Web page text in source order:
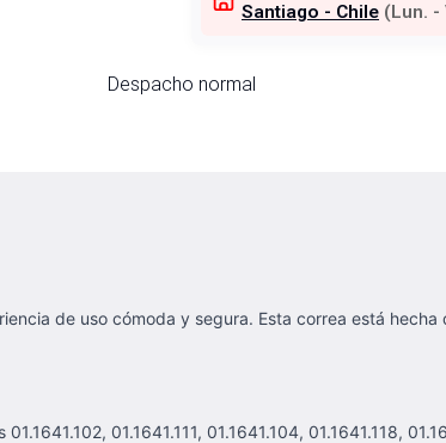
Santiago - Chile (Lun. -
Despacho normal
de uso cómoda y segura. Esta correa está hecha
01.1641.111, 01.1641.104, 01.1641.118,